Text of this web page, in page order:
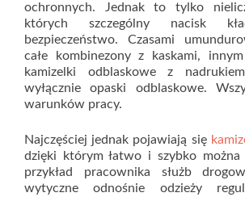
ochronnych. Jednak to tylko
których szczególny nacisk
bezpieczeństwo. Czasami
całe kombinezony z kaskami,
kamizelki odblaskowe z
wyłącznie opaski odblaskowe.
warunków pracy.
Najczęściej jednak pojawiają się
dzięki którym łatwo i szybko można
przykład pracownika służb
wytyczne odnośnie odzieży